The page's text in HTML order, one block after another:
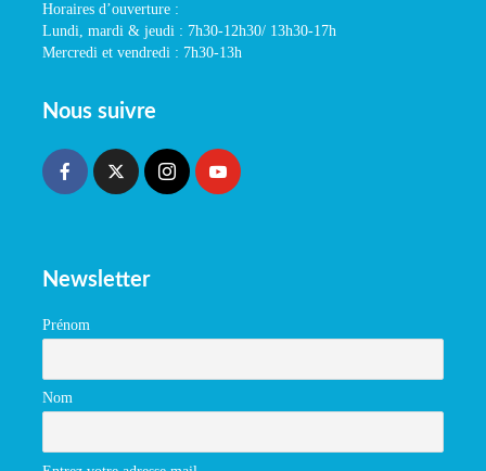
Horaires d’ouverture :
Lundi, mardi & jeudi : 7h30-12h30/ 13h30-17h
Mercredi et vendredi : 7h30-13h
Nous suivre
Newsletter
Prénom
Nom